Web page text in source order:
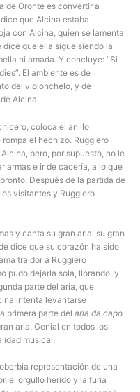
de Oronte es convertir a
que Alcina estaba
con Alcina, quien se lamenta
dice que ella sigue siendo la
ni amada. Y concluye: “Si
El ambiente es de
del violonchelo, y de
Alcina.
coloca el anillo
el hechizo. Ruggiero
pero, por supuesto, no le
armas e ir de cacería, a lo que
Después de la partida de
visitantes y Ruggiero
y canta su gran aria, su gran
dice que su corazón ha sido
traidor a Ruggiero
pudo dejarla sola, llorando, y
parte del aria, que
intenta levantarse
primera parte del aria da capo
aria. Genial en todos los
musical.
representación de una
el orgullo herido y la furia